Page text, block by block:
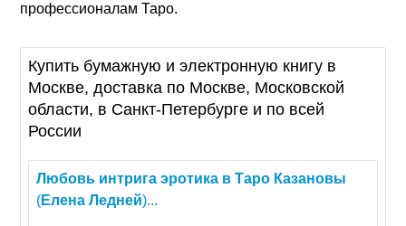
профессионалам Таро.
Купить бумажную и электронную книгу в
Москве, доставка по Москве, Московской
области, в Санкт-Петербурге и по всей
России
Любовь интрига эротика в Таро Казановы
(Елена Ледней)...